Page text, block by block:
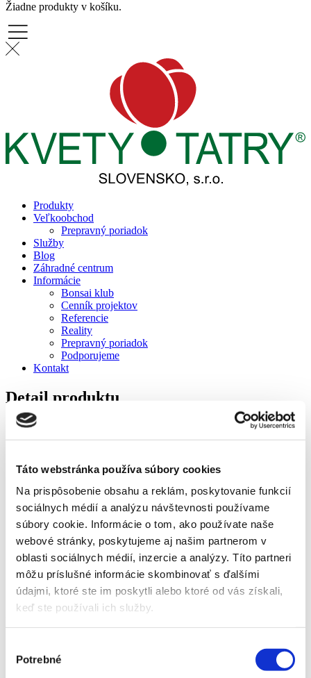
Táto webstránka používa súbory cookies
Na prispôsobenie obsahu a reklám, poskytovanie funkcií
sociálnych médií a analýzu návštevnosti používame
súbory cookie. Informácie o tom, ako používate naše
webové stránky, poskytujeme aj našim partnerom v
oblasti sociálnych médií, inzercie a analýzy. Títo partneri
môžu príslušné informácie skombinovať s ďalšími
údajmi, ktoré ste im poskytli alebo ktoré od vás získali,
keď ste používali ich služby.
súhlasu
Potrebné
Žiadne produkty v košíku.
Produkty
Veľkoobchod
Prepravný poriadok
Služby
Blog
Záhradné centrum
Informácie
Bonsai klub
Cenník projektov
Referencie
Reality
Prepravný poriadok
Podporujeme
Kontakt
Detail produktu
Domov
Produkty
Nožnice na kvetiny
Nožnice na kvetiny
Domov
Produkty
Ručné záhradné náradie
Nožnice na kvetiny
Nožnice na kvetiny
Zosilnené čepele s vybrúsenými zubami na účinné strihanie.